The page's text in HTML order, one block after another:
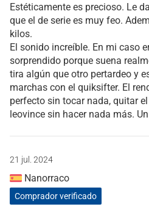
Estéticamente es precioso. Le
que el de serie es muy feo.
kilos.
El sonido increíble. En mi caso
sorprendido porque suena
tira algún que otro pertardeo y
marchas con el quiksifter. El
perfecto sin tocar nada, quitar
leovince sin hacer nada más.
21 jul. 2024
Nanorraco
Comprador verificado